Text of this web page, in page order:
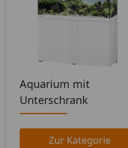
Aquarium mit
Unterschrank
Zur Kategorie